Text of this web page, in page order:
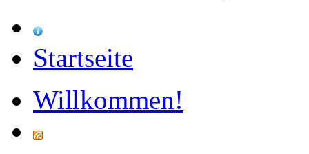
Startseite
Willkommen!